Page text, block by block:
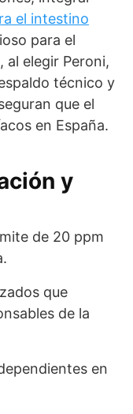
el intestino
para el
al elegir Peroni,
técnico y
que el
en España.
y
de 20 ppm
que
de la
en